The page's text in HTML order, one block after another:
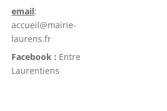
email:
accueil@mairie-
laurens.fr
Facebook : Entre
Laurentiens